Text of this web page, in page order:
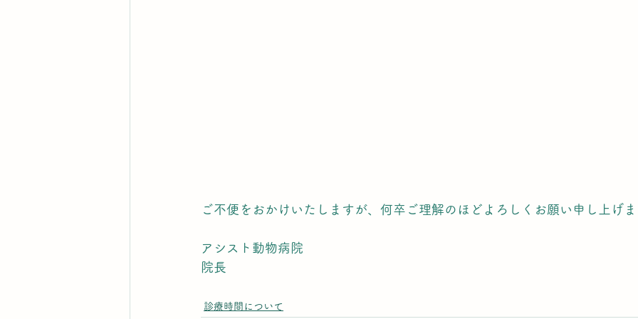
ご不便をおかけいたしますが、何卒ご理解のほどよろしくお願い申し上げ
アシスト動物病院
院長
診療時間について